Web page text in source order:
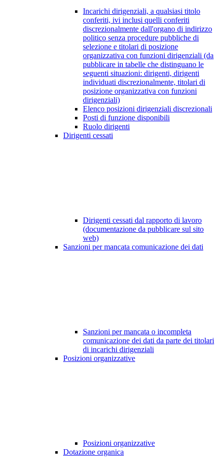
Incarichi dirigenziali, a qualsiasi titolo
conferiti, ivi inclusi quelli conferiti
discrezionalmente dall'organo di indirizzo
politico senza procedure pubbliche di
selezione e titolari di posizione
organizzativa con funzioni dirigenziali (da
pubblicare in tabelle che distinguano le
seguenti situazioni: dirigenti, dirigenti
individuati discrezionalmente, titolari di
posizione organizzativa con funzioni
dirigenziali)
Elenco posizioni dirigenziali discrezionali
Posti di funzione disponibili
Ruolo dirigenti
Dirigenti cessati
Dirigenti cessati dal rapporto di lavoro
(documentazione da pubblicare sul sito
web)
Sanzioni per mancata comunicazione dei dati
Sanzioni per mancata o incompleta
comunicazione dei dati da parte dei titolari
di incarichi dirigenziali
Posizioni organizzative
Posizioni organizzative
Dotazione organica